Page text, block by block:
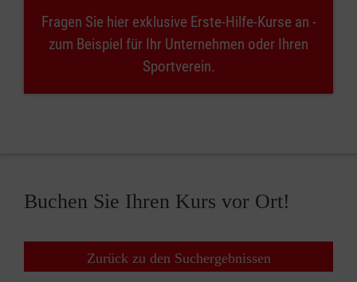
Fragen Sie hier exklusive Erste-Hilfe-Kurse an -
zum Beispiel für Ihr Unternehmen oder Ihren
Sportverein.
Buchen Sie Ihren Kurs vor Ort!
Zurück zu den Suchergebnissen